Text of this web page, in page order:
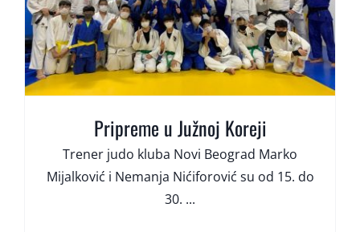
Pripreme u Južnoj Koreji
Trener judo kluba Novi Beograd Marko
Mijalković i Nemanja Nićiforović su od 15. do
30. ...